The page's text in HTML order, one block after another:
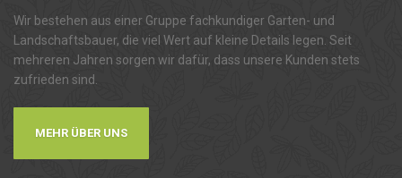
Wir bestehen aus einer Gruppe fachkundiger Garten- und
Landschaftsbauer, die viel Wert auf kleine Details legen. Seit
mehreren Jahren sorgen wir dafür, dass unsere Kunden stets
zufrieden sind.
MEHR ÜBER UNS